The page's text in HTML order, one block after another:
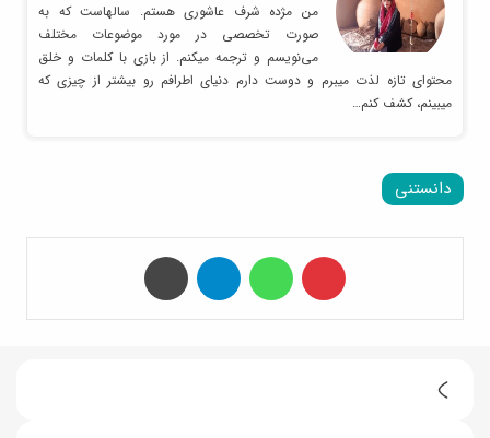
من مژده شرف عاشوری هستم. سالهاست که به
صورت تخصصی در مورد موضوعات مختلف
می‌نویسم و ترجمه میکنم. از بازی با کلمات و خلق
محتوای تازه لذت میبرم و دوست دارم دنیای اطرافم رو بیشتر از چیزی که
میبینم، کشف کنم…
دانستنی